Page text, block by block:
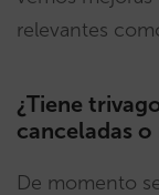
relevantes
¿Tiene
canceladas
De momento